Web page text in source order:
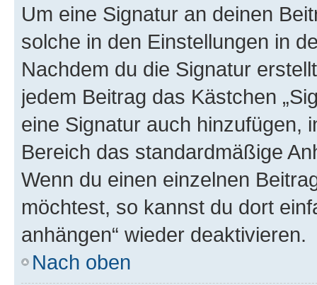
Um eine Signatur an deinen
solche in den Einstellungen in
Nachdem du die Signatur
jedem Beitrag das Kästchen
eine Signatur auch hinzufügen,
Bereich das standardmäßige
Wenn du einen einzelnen
möchtest, so kannst du dort
anhängen“ wieder deaktivieren.
Nach oben